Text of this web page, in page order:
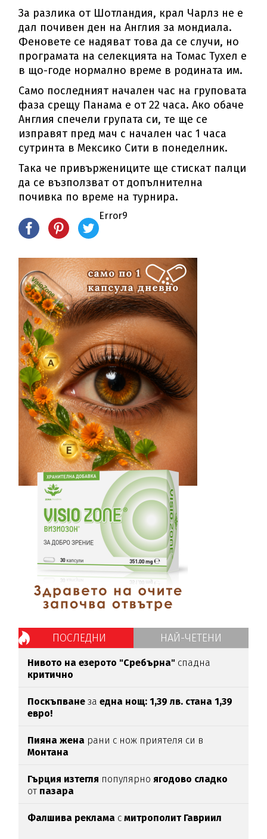
За разлика от Шотландия, крал Чарлз не е
дал почивен ден на Англия за мондиала.
Феновете се надяват това да се случи, но
програмата на селекцията на Томас Тухел е
в що-годе нормално време в родината им.
Само последният начален час на груповата
фаза срещу Панама е от 22 часа. Ако обаче
Англия спечели групата си, те ще се
изправят пред мач с начален час 1 часа
сутринта в Мексико Сити в понеделник.
Така че привържениците ще стискат палци
да се възползват от допълнителна
почивка по време на турнира.
Error9
ПОСЛЕДНИ НАЙ-ЧЕТЕНИ
Нивото на езерото "Сребърна" спадна
критично
Поскъпване за една нощ: 1,39 лв. стана 1,39
евро!
Пияна жена рани с нож приятеля си в
Монтана
Гърция изтегля популярно ягодово сладко
от пазара
Фалшива реклама смитрополит Гавриил